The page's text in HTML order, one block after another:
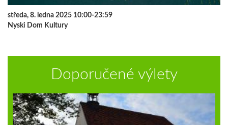
středa, 8. ledna 2025 10:00-23:59
Nyski Dom Kultury
Doporučené výlety